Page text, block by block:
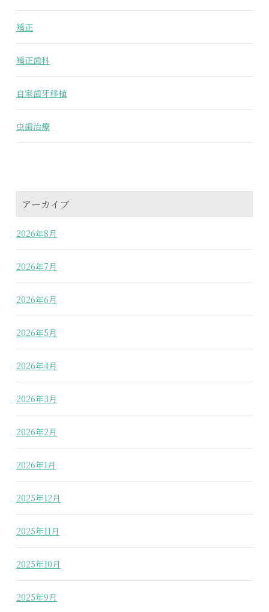
矯正
矯正歯科
自家歯牙移植
虫歯治療
アーカイブ
2026年8月
2026年7月
2026年6月
2026年5月
2026年4月
2026年3月
2026年2月
2026年1月
2025年12月
2025年11月
2025年10月
2025年9月